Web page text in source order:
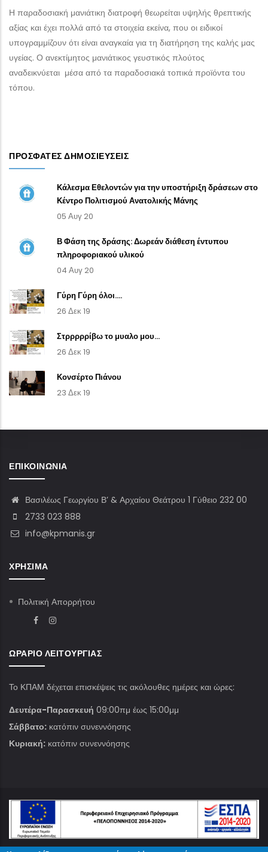
Η παραδοσιακή μανιάτικη διατροφή θεωρείται υψηλής θρεπτικής
αξίας και έχει πολλά από τα στοιχεία εκείνα, που οι ειδικοί
υπογραμμίζουν ότι είναι αναγκαία για τη διατήρηση της καλής μας
υγείας. Ο ανεκτίμητος μανιάτικος γευστικός πλούτος
αναδεικνύεται μέσα από τα παραδοσιακά τοπικά προϊόντα του
τόπου.
ΠΡΌΣΦΑΤΕΣ ΔΗΜΟΣΙΕΎΣΕΙΣ
Κάλεσμα Εθελοντών για την υποστήριξη δράσεων στο
Κέντρο Πολιτισμού Ανατολικής Μάνης
05 Αυγ 20
Β Φάση της δράσης: Δωρεάν διάθεση έντυπου
πληροφοριακού υλικού
04 Αυγ 20
Γύρη Γύρη όλοι....
26 Δεκ 19
Στρρρρρίβω το μυαλο μου...
26 Δεκ 19
Κονσέρτο Πιάνου
23 Δεκ 19
ΕΠΙΚΟΙΝΩΝΊΑ
Βασιλέως Γεωργίου Β’ & Αρχαίου Θεάτρου 1 Γύθειο 232 00
2733 023 888
info@kpmanis.gr
ΧΡΉΣΙΜΑ
Πολιτική Απορρήτου
ΩΡΆΡΙΟ ΛΕΙΤΟΥΡΓΊΑΣ
Το ΚΠΑΜ δέχεται επισκέψεις τις ακόλουθες ημέρες και ώρες:
Δευτέρα-Παρασκευή 09:00πμ έως 15:00μμ
Σάββατο: κατόπιν συνεννόησης
Κυριακή: κατόπιν συνεννόησης